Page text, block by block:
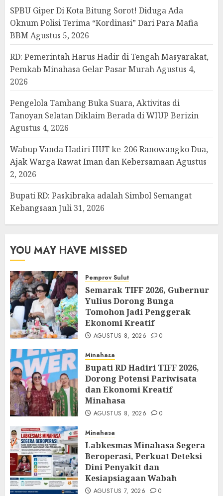
SPBU Giper Di Kota Bitung Sorot! Diduga Ada
Oknum Polisi Terima “Kordinasi” Dari Para Mafia
BBM Agustus 5, 2026
RD: Pemerintah Harus Hadir di Tengah Masyarakat,
Pemkab Minahasa Gelar Pasar MurahAgustus 4,
2026
Pengelola Tambang Buka Suara, Aktivitas di
Tanoyan Selatan Diklaim Berada di WIUP Berizin
Agustus 4, 2026
Wabup Vanda Hadiri HUT ke-206 Ranowangko Dua,
Ajak Warga Rawat Iman dan KebersamaanAgustus
2, 2026
Bupati RD: Paskibraka adalah Simbol Semangat
KebangsaanJuli 31, 2026
YOU MAY HAVE MISSED
Pemprov Sulut
Semarak TIFF 2026, Gubernur
Yulius Dorong Bunga
Tomohon Jadi Penggerak
Ekonomi Kreatif
AGUSTUS 8, 2026 0
Minahasa
Bupati RD Hadiri TIFF 2026,
Dorong Potensi Pariwisata
dan Ekonomi Kreatif
Minahasa
AGUSTUS 8, 2026 0
Minahasa
Labkesmas Minahasa Segera
Beroperasi, Perkuat Deteksi
Dini Penyakit dan
Kesiapsiagaan Wabah
AGUSTUS 7, 2026 0